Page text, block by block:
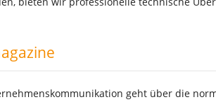
geht über die